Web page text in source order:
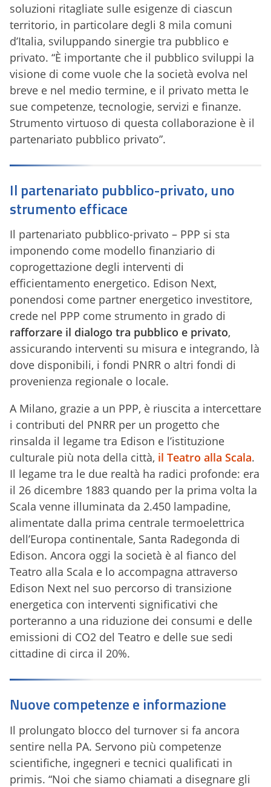
soluzioni ritagliate sulle esigenze di ciascun
territorio, in particolare degli 8 mila comuni
d’Italia, sviluppando sinergie tra pubblico e
privato. “È importante che il pubblico sviluppi la
visione di come vuole che la società evolva nel
breve e nel medio termine, e il privato metta le
sue competenze, tecnologie, servizi e finanze.
Strumento virtuoso di questa collaborazione è il
partenariato pubblico privato”.
Il partenariato pubblico-privato, uno
strumento efficace
Il partenariato pubblico-privato – PPP si sta
imponendo come modello finanziario di
coprogettazione degli interventi di
efficientamento energetico. Edison Next,
ponendosi come partner energetico investitore,
crede nel PPP come strumento in grado di
rafforzare il dialogo tra pubblico e privato,
assicurando interventi su misura e integrando, là
dove disponibili, i fondi PNRR o altri fondi di
provenienza regionale o locale.
A Milano, grazie a un PPP, è riuscita a intercettare
i contributi del PNRR per un progetto che
rinsalda il legame tra Edison e l’istituzione
culturale più nota della città, il Teatro alla Scala.
Il legame tra le due realtà ha radici profonde: era
il 26 dicembre 1883 quando per la prima volta la
Scala venne illuminata da 2.450 lampadine,
alimentate dalla prima centrale termoelettrica
dell’Europa continentale, Santa Radegonda di
Edison. Ancora oggi la società è al fianco del
Teatro alla Scala e lo accompagna attraverso
Edison Next nel suo percorso di transizione
energetica con interventi significativi che
porteranno a una riduzione dei consumi e delle
emissioni di CO2 del Teatro e delle sue sedi
cittadine di circa il 20%.
Nuove competenze e informazione
Il prolungato blocco del turnover si fa ancora
sentire nella PA. Servono più competenze
scientifiche, ingegneri e tecnici qualificati in
primis. “Noi che siamo chiamati a disegnare gli